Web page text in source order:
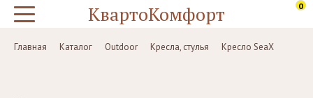
КвартоКомфорт 0
Главная Каталог Outdoor Кресла, стулья Кресло SeaX